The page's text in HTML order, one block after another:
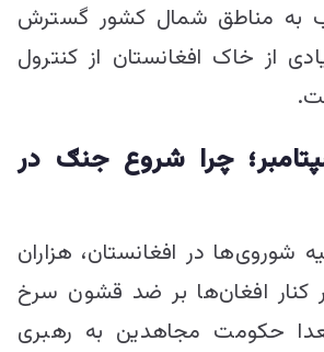
به مناطق شمال کشور گسترش
از خاک افغانستان از کنترول
چرا شروع جنګ در
شوروی‌ها در افغانستان، هزاران
افغان‌ها بر ضد قشون سرخ
حکومت مجاهدین به رهبری